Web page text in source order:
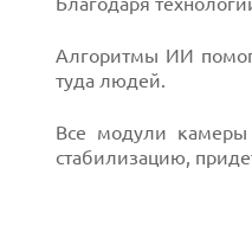
Алгоритмы ИИ
туда людей.
Все модули
стабилизацию,